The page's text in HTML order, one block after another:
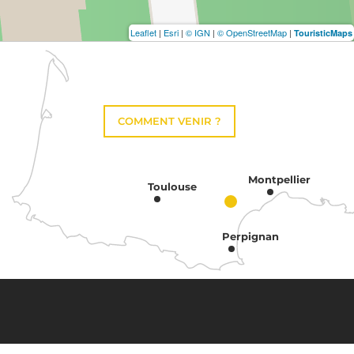
Leaflet | Esri | © IGN | © OpenStreetMap | TouristicMaps
COMMENT VENIR ?
Toulouse
Montpellier
Perpignan